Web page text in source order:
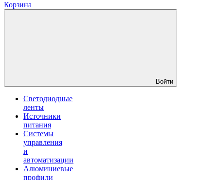
Корзина
Войти
Светодиодные
ленты
Источники
питания
Системы
управления
и
автоматизации
Алюминиевые
профили